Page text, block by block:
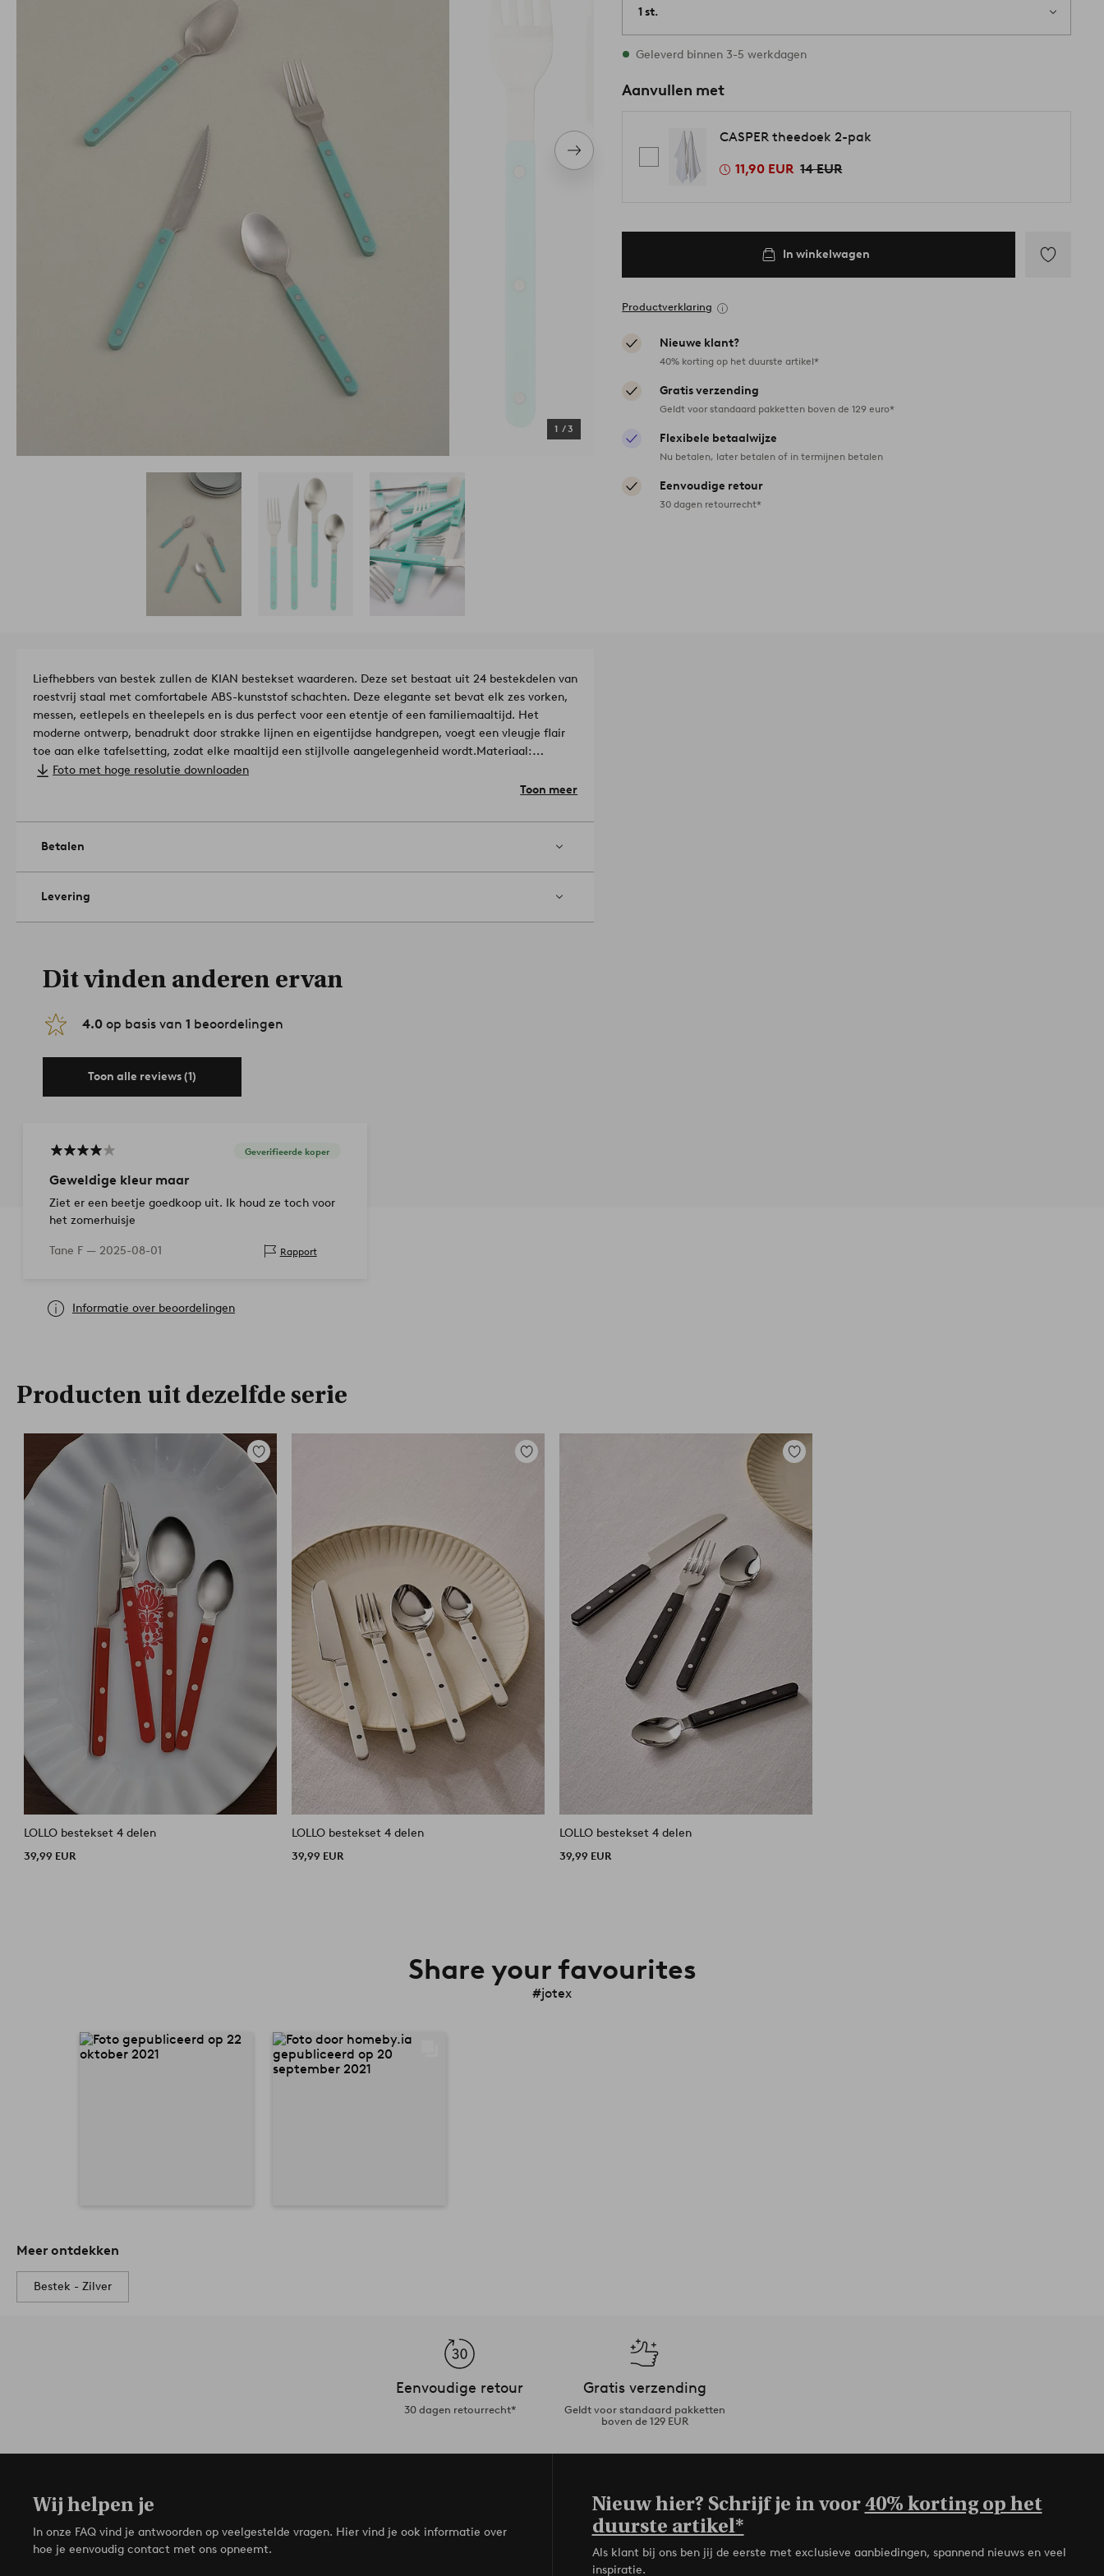
Volgend
item
1 /3
1 st.
Op voorraad
Geleverd binnen 3-5 werkdagen
Aanvullen met
CASPER theedoek 2-pak
11,90 EUR 14 EUR
In winkelwagen
Productverklaring
Nieuwe klant?
40% korting op het duurste artikel*
Gratis verzending
Geldt voor standaard pakketten boven de 129 euro*
Flexibele betaalwijze
Nu betalen, later betalen of in termijnen betalen
Eenvoudige retour
30 dagen retourrecht*
Liefhebbers van bestek zullen de KIAN bestekset waarderen. Deze set bestaat uit 24 bestekdelen van
roestvrij staal met comfortabele ABS-kunststof schachten. Deze elegante set bevat elk zes vorken,
messen, eetlepels en theelepels en is dus perfect voor een etentje of een familiemaaltijd. Het
moderne ontwerp, benadrukt door strakke lijnen en eigentijdse handgrepen, voegt een vleugje flair
toe aan elke tafelsetting, zodat elke maaltijd een stijlvolle aangelegenheid wordt.Materiaal:
roestvrij staal.
20 cm, gewicht 56 g. Theelepel lengte 17,8 cm, gewicht 44 g.
Hoeveelheid in verpakking: 24.
Foto met hoge resolutie downloaden
Toon meer
Betalen
Levering
Dit vinden anderen ervan
4.0 op basis van 1 beoordelingen
Toon alle reviews (1)
Geverifieerde koper
Geweldige kleur maar
Ziet er een beetje goedkoop uit. Ik houd ze toch voor
het zomerhuisje
Tane F — 2025-08-01 Rapport
Informatie over beoordelingen
Producten uit dezelfde serie
Toevoegen
aan
favorieten
LOLLO bestekset 4 delen
39,99 EUR
Toevoegen
LOLLO bestekset 4 delen
39,99 EUR
Toevoegen
LOLLO bestekset 4 delen
39,99 EUR
Share your favourites
#jotex
Meer ontdekken
Bestek - Zilver
Eenvoudige retour
30 dagen retourrecht*
Gratis verzending
Geldt voor standaard pakketten
boven de 129 EUR
Wij helpen je
In onze FAQ vind je antwoorden op veelgestelde vragen. Hier vind je ook informatie over
hoe je eenvoudig contact met ons opneemt.
Nieuw hier? Schrijf je in voor40% korting op het
duurste artikel*
Als klant bij ons ben jij de eerste met exclusieve aanbiedingen, spannend nieuws en veel
inspiratie.